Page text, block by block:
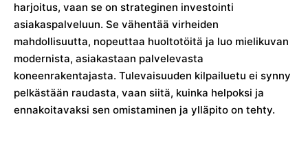
harjoitus, vaan se on strateginen investointi
asiakaspalveluun. Se vähentää virheiden
mahdollisuutta, nopeuttaa huoltotöitä ja luo mielikuvan
modernista, asiakastaan palvelevasta
koneenrakentajasta. Tulevaisuuden kilpailuetu ei synny
pelkästään raudasta, vaan siitä, kuinka helpoksi ja
ennakoitavaksi sen omistaminen ja ylläpito on tehty.